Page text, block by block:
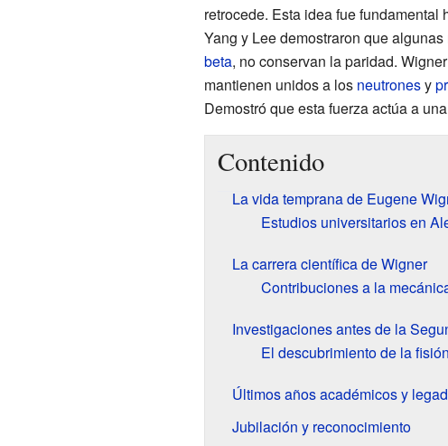
retrocede. Esta idea fue
Yang y Lee demostraron que
beta, no conservan la paridad.
mantienen unidos a los neutronesy
Demostró que esta fuerza actúa a
Contenido
La vida temprana de Eugene
Estudios universitarios en
La carrera científica de Wigner
Contribuciones a la
Investigaciones antes de la
El descubrimiento de la
Últimos años académicos y
Jubilación y reconocimiento